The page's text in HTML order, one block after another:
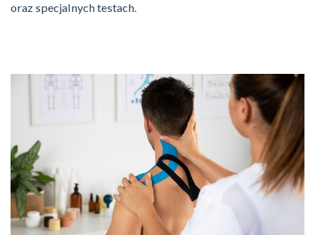
oraz specjalnych testach.